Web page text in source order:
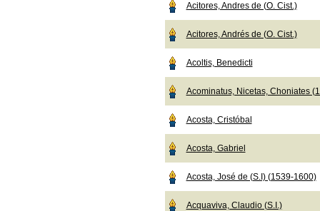
Acitores, Andres de (O. Cist.)
Acitores, Andrés de (O. Cist.)
Acoltis, Benedicti
Acominatus, Nicetas, Choniates
Acosta, Cristóbal
Acosta, Gabriel
Acosta, José de (S.I) (1539-1600)
Acquaviva, Claudio (S.I.)